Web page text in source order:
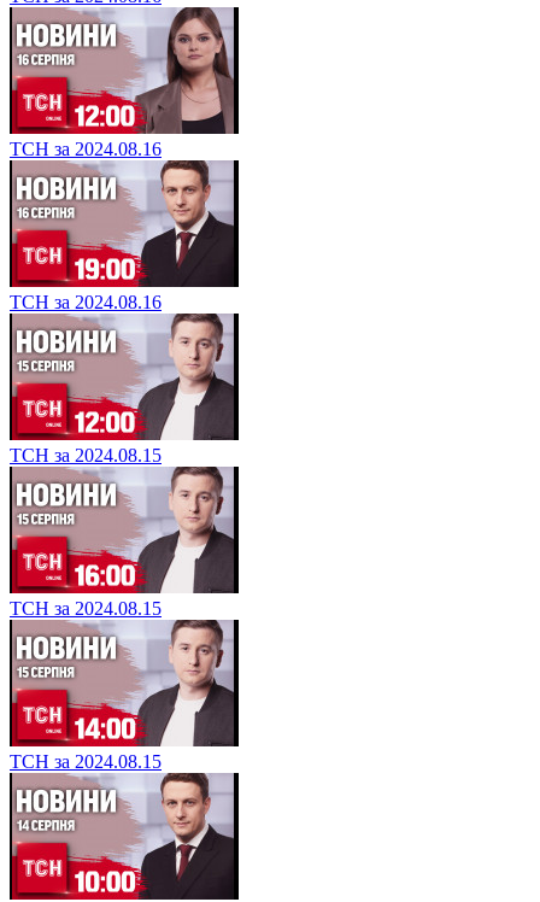
ТСН за 2024.08.16
ТСН за 2024.08.16
ТСН за 2024.08.15
ТСН за 2024.08.15
ТСН за 2024.08.15